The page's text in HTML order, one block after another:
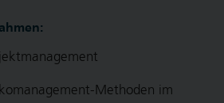
Methoden im